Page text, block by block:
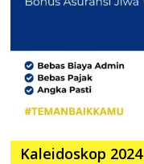
Kaleidoskop 2024